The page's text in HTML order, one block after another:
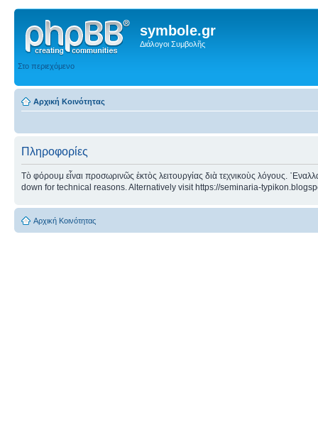
symbole.gr
Διάλογοι Συμβολῆς
Στο περιεχόμενο
Αρχική Κοινότητας
Πληροφορίες
Τὸ φόρουμ εἶναι προσωρινῶς ἐκτὸς λειτουργίας διὰ τεχνικοὺς λόγους.
down for technical reasons. Alternatively visit https://seminaria-
Αρχική Κοινότητας